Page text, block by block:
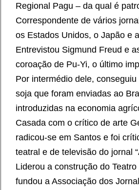
Regional Pagu – da qual é
Correspondente de vários
os Estados Unidos, o Japão e
Entrevistou Sigmund Freud e
coroação de Pu-Yi, o último
Por intermédio dele,
soja que foram enviadas ao
introduzidas na economia
Casada com o crítico de arte
radicou-se em Santos e foi
teatral e de televisão do jornal
Liderou a construção do
fundou a Associação dos